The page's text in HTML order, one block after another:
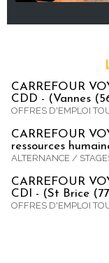
CARREFOUR
CDD - (Vannes
OFFRES D'EMPLOI
CARREFOUR
ressources
ALTERNANCE /
CARREFOUR
CDI - (St Brice
OFFRES D'EMPLOI